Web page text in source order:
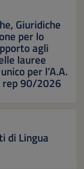
Giuridiche
per lo
agli
lauree
per l’A.A.
90/2026
di Lingua